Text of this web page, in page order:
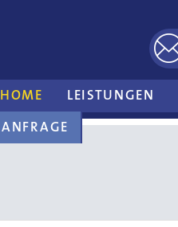
HOME LEISTUNGEN
ANFRAGE